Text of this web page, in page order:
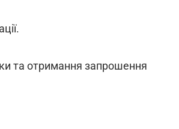
та отримання запрошення